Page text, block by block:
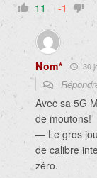
11 -1
Nom* 30
Avec sa 5G
de moutons!
— Le gros
de calibre
zéro.